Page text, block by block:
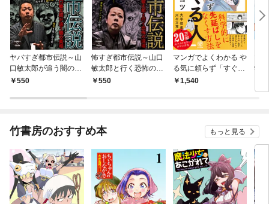
ヤバすぎ都市伝説～山
口敏太郎が追う闇の真
相～550
怖すぎ都市伝説～山口
敏太郎と行く恐怖の現
場～550
マンガでよくわかる や
る気に頼らず「すぐや
る人」になる37のコツ
1,540
学
竹書房のおすすめ本 もっと見る